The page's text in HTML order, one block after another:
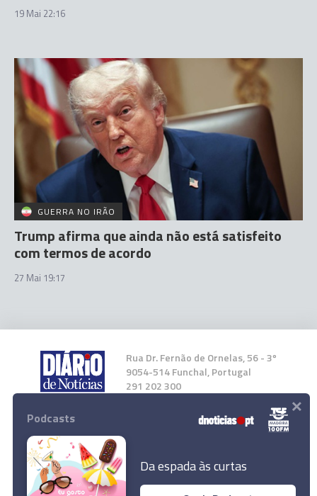
19 Mai 22:16
GUERRA NO IRÃO
Trump afirma que ainda não está satisfeito
com termos de acordo
27 Mai 19:17
Rua Dr. Fernão de Ornelas, 56 - 3º
9054-514 Funchal, Portugal
291 202 300
Instale a nossa App
Podcasts
Da espada às curtas
×